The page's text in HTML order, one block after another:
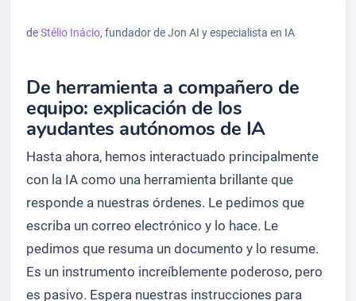
deStélio Inácio, fundador de Jon AI y especialista en IA
De herramienta a compañero de
equipo: explicación de los
ayudantes autónomos de IA
Hasta ahora, hemos interactuado principalmente
con la IA como una herramienta brillante que
responde a nuestras órdenes. Le pedimos que
escriba un correo electrónico y lo hace. Le
pedimos que resuma un documento y lo resume.
Es un instrumento increíblemente poderoso, pero
es pasivo. Espera nuestras instrucciones para